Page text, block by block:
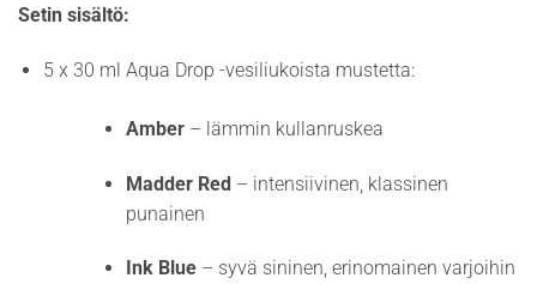
Setin sisältö:
5 x 30 ml Aqua Drop -vesiliukoista mustetta:
Amber– lämmin kullanruskea
Madder Red – intensiivinen, klassinen
punainen
Ink Blue– syvä sininen, erinomainen varjoihin